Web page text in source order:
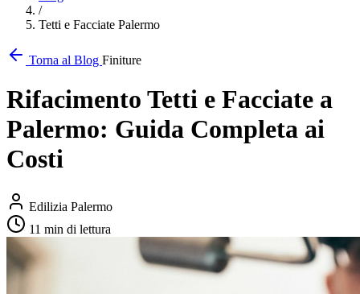
/
Tetti e Facciate Palermo
Torna al Blog Finiture
Rifacimento Tetti e Facciate a
Palermo: Guida Completa ai
Costi
Edilizia Palermo
11 min di lettura